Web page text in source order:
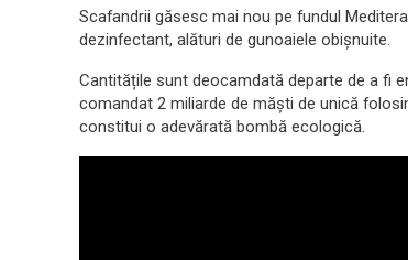
Scafandrii găsesc mai nou pe fundul
dezinfectant, alături de gunoaiele obișnuite.
Cantitățile sunt deocamdată departe de a fi
comandat 2 miliarde de măști de unică
constitui o adevărată bombă ecologică.